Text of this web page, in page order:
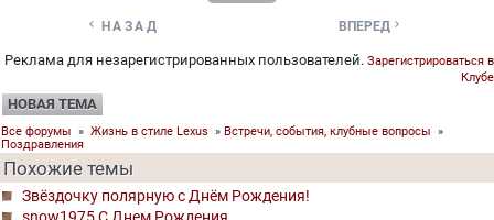
 НАЗАД ВПЕРЕД 
Реклама для незарегистрированных пользователей. Зарегистрироваться в
Клубе
НОВАЯ ТЕМА
Все форумы » Жизнь в стиле Lexus » Встречи, события, клубные вопросы »
Поздравления
Похожие темы
Звёздочку полярную с Днём Рождения!
snow1975 С Днем Рождения